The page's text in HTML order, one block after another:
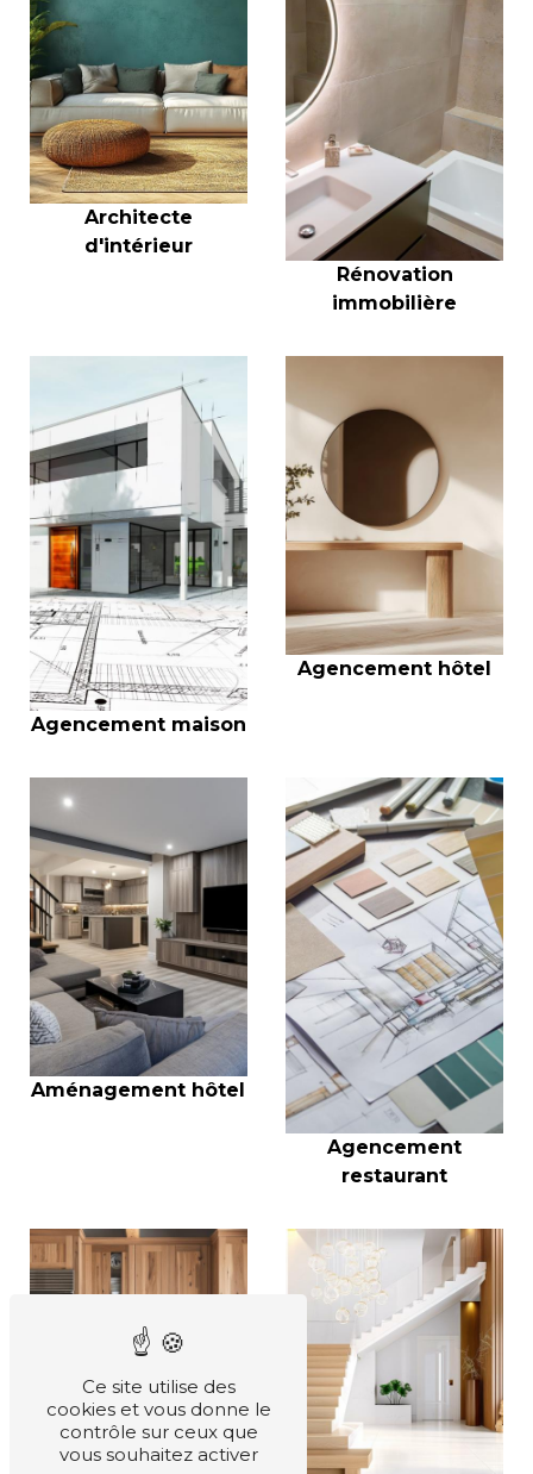
Architecte
d'intérieur
Rénovation
immobilière
Agencement maison
Agencement hôtel
Aménagement hôtel
Agencement
restaurant
Ce site utilise des
cookies et vous donne le
contrôle sur ceux que
vous souhaitez activer